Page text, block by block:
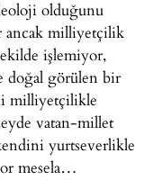
olduğunu
ancak milliyetçilik
işlemiyor,
doğal görülen bir
milliyetçilikle
vatan-millet
yurtseverlikle
mesela…